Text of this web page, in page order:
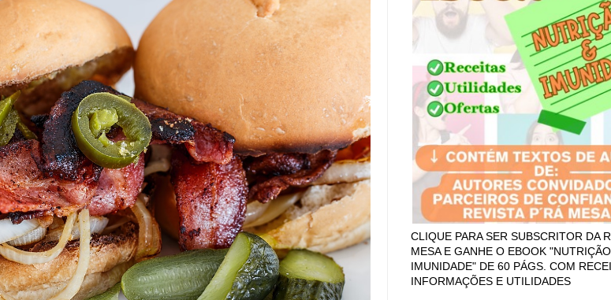
CLIQUE PARA SER SUBSCRITOR DA
MESA E GANHE O EBOOK
IMUNIDADE" DE 60 PÁGS. COM
INFORMAÇÕES E UTILIDADES